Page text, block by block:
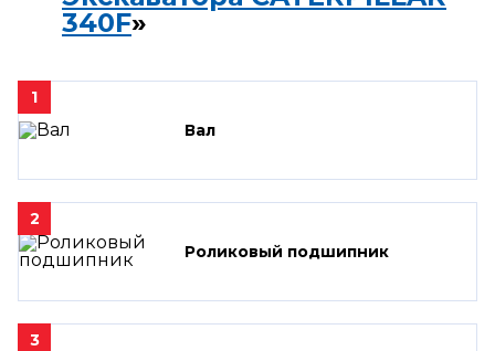
340F»
1
Вал
2
Роликовый подшипник
3